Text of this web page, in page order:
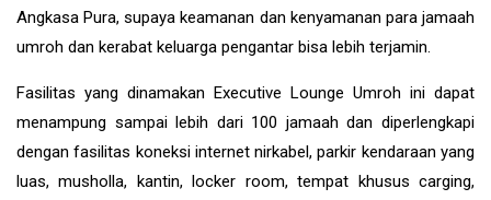
Angkasa Pura, supaya keamanan dan kenyamanan para jamaah
umroh dan kerabat keluarga pengantar bisa lebih terjamin.
Fasilitas yang dinamakan Executive Lounge Umroh ini dapat
menampung sampai lebih dari 100 jamaah dan diperlengkapi
dengan fasilitas koneksi internet nirkabel, parkir kendaraan yang
luas, musholla, kantin, locker room, tempat khusus carging,